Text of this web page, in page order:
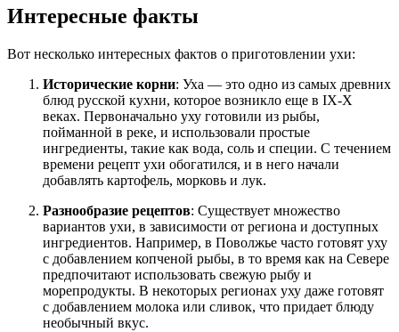
Интересные факты
Вот несколько интересных фактов о приготовлении ухи:
Исторические корни: Уха — это одно из самых древних
блюд русской кухни, которое возникло еще в IX-X
веках. Первоначально уху готовили из рыбы,
пойманной в реке, и использовали простые
ингредиенты, такие как вода, соль и специи. С течением
времени рецепт ухи обогатился, и в него начали
добавлять картофель, морковь и лук.
Разнообразие рецептов: Существует множество
вариантов ухи, в зависимости от региона и доступных
ингредиентов. Например, в Поволжье часто готовят уху
с добавлением копченой рыбы, в то время как на Севере
предпочитают использовать свежую рыбу и
морепродукты. В некоторых регионах уху даже готовят
с добавлением молока или сливок, что придает блюду
необычный вкус.